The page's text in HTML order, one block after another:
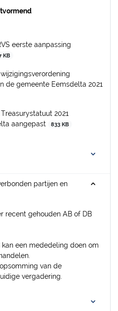
eerste aanpassing
KB
wijzigingsverordening
de gemeente Eemsdelta 2021
Treasurystatuut 2021
aangepast
833 KB
partijen en
recent gehouden AB of DB
een mededeling doen om
van de
vergadering.